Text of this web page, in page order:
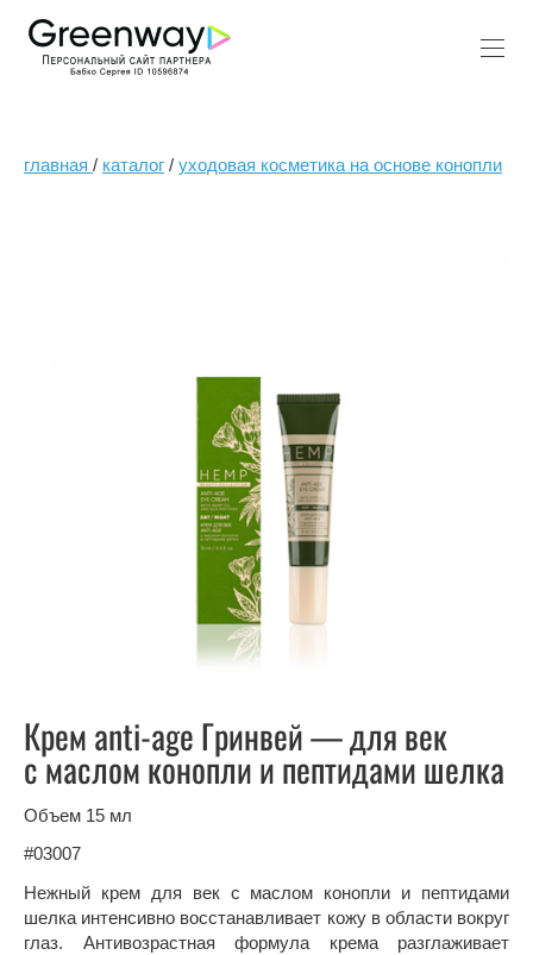
главная / каталог / уходовая косметика на основе конопли
Крем anti-age Гринвей — для век
с маслом конопли и пептидами шелка
Объем 15 мл
#03007
Нежный крем для век с маслом конопли и пептидами
шелка интенсивно восстанавливает кожу в области вокруг
глаз. Антивозрастная формула крема разглаживает